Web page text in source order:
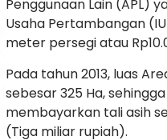
Penggunaan Lain (APL)
Usaha Pertambangan
meter persegi atau
Pada tahun 2013, luas
sebesar 325 Ha,
membayarkan tali asih
(Tiga miliar rupiah).